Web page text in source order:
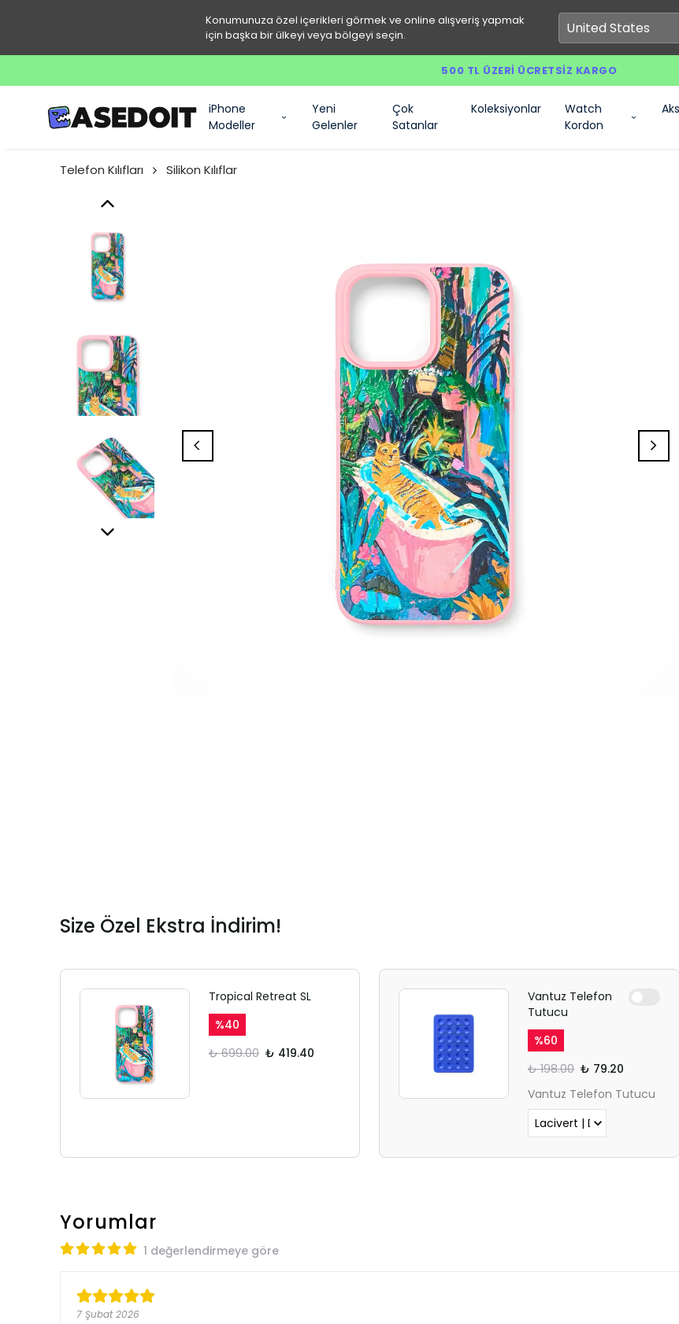
Konumunuza özel içerikleri görmek ve online alışveriş yapmak
için başka bir ülkeyi veya bölgeyi seçin.
500 TL ÜZERI ÜCRETSIZ KARGO
iPhone
Modeller
Yeni
Gelenler
Çok
Satanlar
Koleksiyonlar
Watch
Kordon
Telefon Kılıfları Silikon Kılıflar
Size Özel Ekstra İndirim!
Tropical Retreat SL
%40
₺ 699.00 ₺ 419.40
Vantuz Telefon
Tutucu
%60
₺ 198.00 ₺ 79.20
Vantuz Telefon Tutucu
Yorumlar
1 değerlendirmeye göre
7 Şubat 2026
SAFARİ GİZLİ SEKME
UYARISI
Ödeme ekranı gizli sekmede
açılmayabilir.